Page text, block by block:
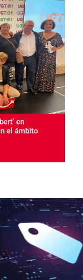
en
el ámbito